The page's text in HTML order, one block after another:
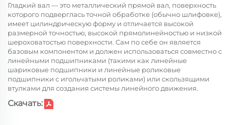
Гладкий вал — это металлический прямой вал, поверхность
которого подверглась точной обработке (обычно шлифовке),
имеет цилиндрическую форму и отличается высокой
размерной точностью, высокой прямолинейностью и низкой
шероховатостью поверхности. Сам по себе он является
базовым компонентом и должен использоваться совместно с
линейными подшипниками (такими как линейные
шариковые подшипники и линейные роликовые
подшипники с игольчатыми роликами) или скользящими
втулками для создания системы линейного движения.
Скачать: